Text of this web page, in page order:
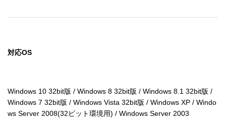
対応OS
Windows 10 32bit版 / Windows 8 32bit版 / Windows 8.1 32bit版 /
Windows 7 32bit版 / Windows Vista 32bit版 / Windows XP / Windo
ws Server 2008(32ビット環境用) / Windows Server 2003